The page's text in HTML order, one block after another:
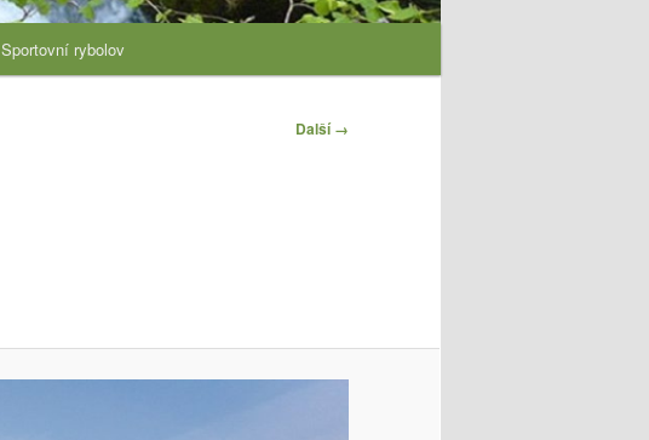
Sportovní rybolov
Další →